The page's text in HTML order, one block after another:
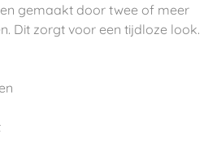
gemaakt door twee of meer
Dit zorgt voor een tijdloze look.